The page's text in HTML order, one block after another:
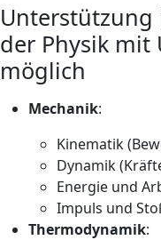
Unterstützung
der Physik mit
möglich
Mechanik:
Kinematik
Dynamik
Energie und
Impuls und
Thermodynamik: